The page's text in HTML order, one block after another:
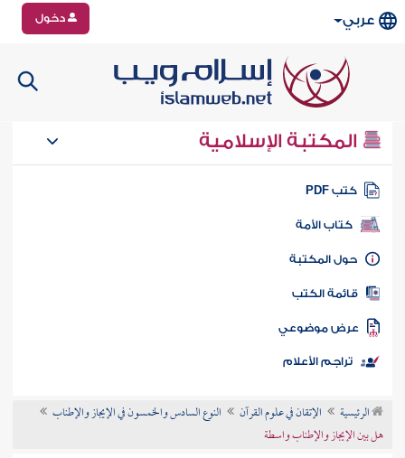
عربي دخول
المكتبة الإسلامية
كتب PDF
كتاب الأمة
المكتبة
الكتب
موضوعي
تراجم الأعلام
الرئيسية الإتقان في علوم القرآن
النوع السادس والخمسون في الإيجاز والإطناب
هل بين الإيجاز والإطناب واسطة